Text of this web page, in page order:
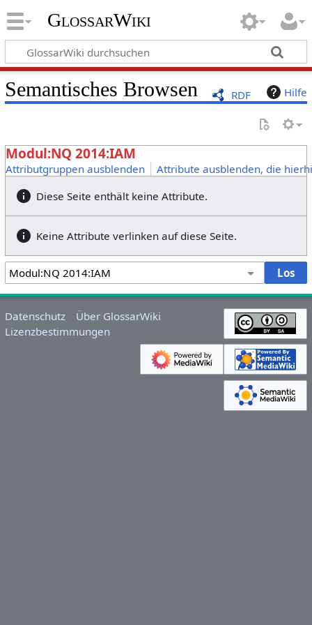
GlossarWiki
RDF Hilfe
Semantisches Browsen
Modul:NQ 2014:IAM
Attributgruppen ausblenden
Attribute ausblenden, die
Diese Seite enthält keine Attribute.
Keine Attribute verlinken auf diese Seite.
Datenschutz
Über GlossarWiki
Lizenzbestimmungen